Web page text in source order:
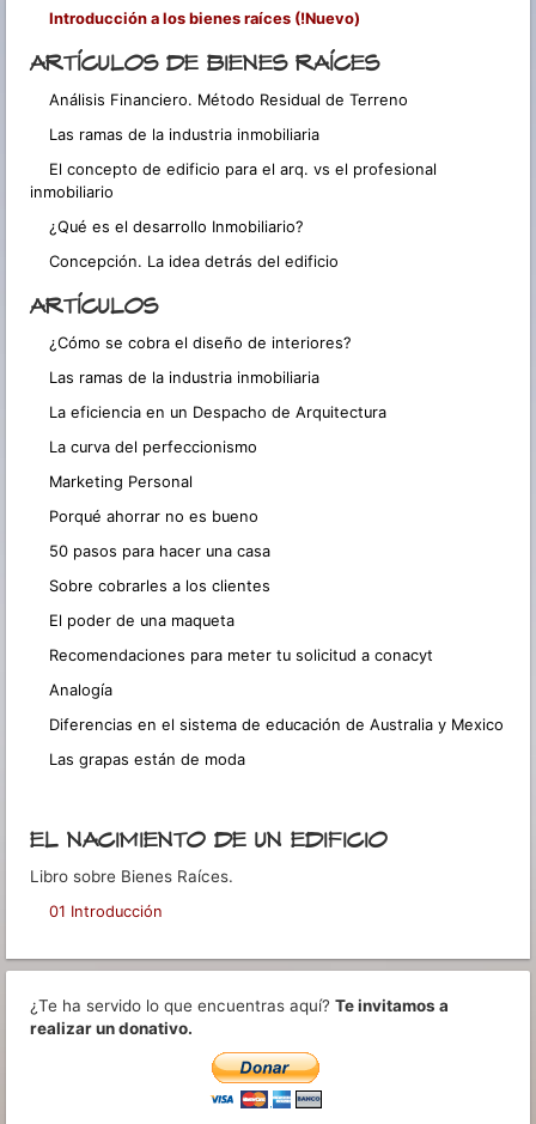
Introducción a los bienes raíces (!Nuevo)
ARTÍCULOS DE BIENES RAÍCES
Análisis Financiero. Método Residual de Terreno
Las ramas de la industria inmobiliaria
El concepto de edificio para el arq. vs el profesional
inmobiliario
¿Qué es el desarrollo Inmobiliario?
Concepción. La idea detrás del edificio
ARTÍCULOS
¿Cómo se cobra el diseño de interiores?
Las ramas de la industria inmobiliaria
La eficiencia en un Despacho de Arquitectura
La curva del perfeccionismo
Marketing Personal
Porqué ahorrar no es bueno
50 pasos para hacer una casa
Sobre cobrarles a los clientes
El poder de una maqueta
Recomendaciones para meter tu solicitud a conacyt
Analogía
Diferencias en el sistema de educación de Australia y Mexico
Las grapas están de moda
EL NACIMIENTO DE UN EDIFICIO
Libro sobre Bienes Raíces.
01 Introducción
¿Te ha servido lo que encuentras aquí? Te invitamos a
realizar un donativo.